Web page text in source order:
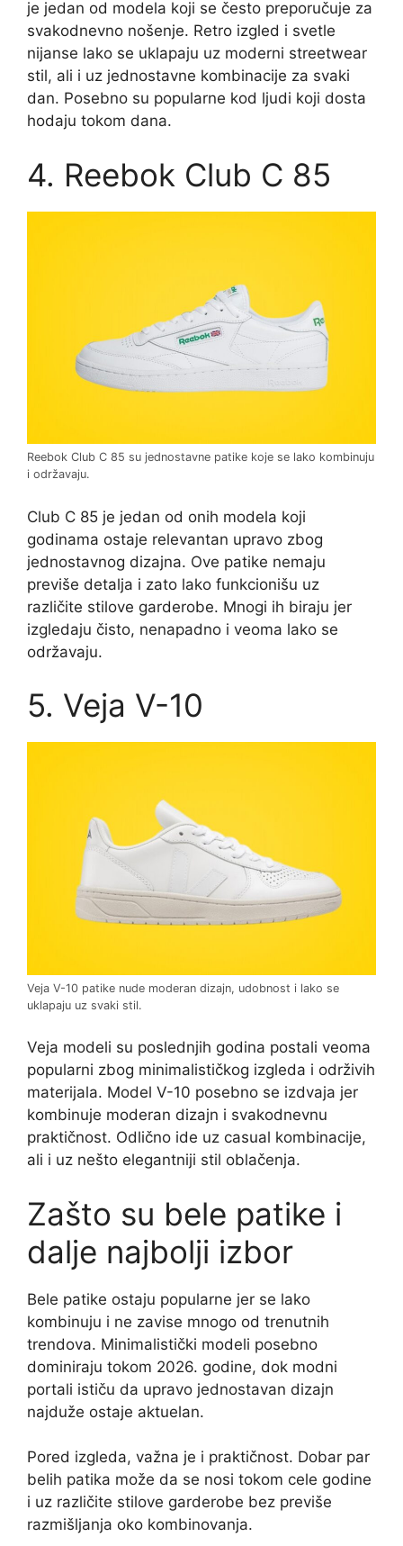
je jedan od modela koji se često preporučuje za
svakodnevno nošenje. Retro izgled i svetle
nijanse lako se uklapaju uz moderni streetwear
stil, ali i uz jednostavne kombinacije za svaki
dan. Posebno su popularne kod ljudi koji dosta
hodaju tokom dana.
4. Reebok Club C 85
Reebok Club C 85 su jednostavne patike koje se lako kombinuju
i održavaju.
Club C 85 je jedan od onih modela koji
godinama ostaje relevantan upravo zbog
jednostavnog dizajna. Ove patike nemaju
previše detalja i zato lako funkcionišu uz
različite stilove garderobe. Mnogi ih biraju jer
izgledaju čisto, nenapadno i veoma lako se
održavaju.
5. Veja V-10
Veja V-10 patike nude moderan dizajn, udobnost i lako se
uklapaju uz svaki stil.
Veja modeli su poslednjih godina postali veoma
popularni zbog minimalističkog izgleda i održivih
materijala. Model V-10 posebno se izdvaja jer
kombinuje moderan dizajn i svakodnevnu
praktičnost. Odlično ide uz casual kombinacije,
ali i uz nešto elegantniji stil oblačenja.
Zašto su bele patike i
dalje najbolji izbor
Bele patike ostaju popularne jer se lako
kombinuju i ne zavise mnogo od trenutnih
trendova. Minimalistički modeli posebno
dominiraju tokom 2026. godine, dok modni
portali ističu da upravo jednostavan dizajn
najduže ostaje aktuelan.
Pored izgleda, važna je i praktičnost. Dobar par
belih patika može da se nosi tokom cele godine
i uz različite stilove garderobe bez previše
razmišljanja oko kombinovanja.